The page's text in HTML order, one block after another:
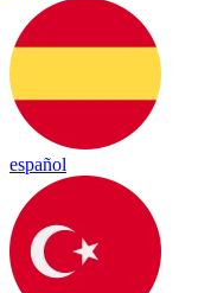
español